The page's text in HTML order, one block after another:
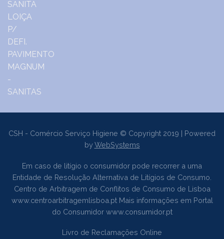
CSH - Comércio Serviço Higiene © Copyright 2019 | Powered
byWebSystems
Em caso de litígio o consumidor pode recorrer a uma
Entidade de Resolução Alternativa de Litígios de Consumo.
Centro de Arbitragem de Conflitos de Consumo de Lisboa
www.centroarbitragemlisboa.ptMais informações em Portal
do Consumidor www.consumidor.pt
Livro de Reclamações Online